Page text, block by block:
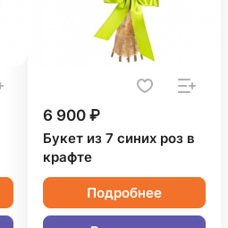
6 900 ₽
Букет из 7 синих роз в
крафте
Подробнее